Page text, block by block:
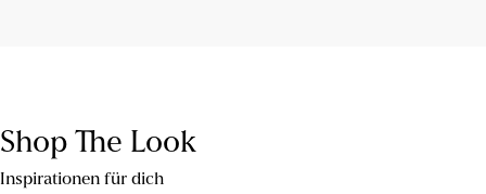
Shop The Look
Inspirationen für dich